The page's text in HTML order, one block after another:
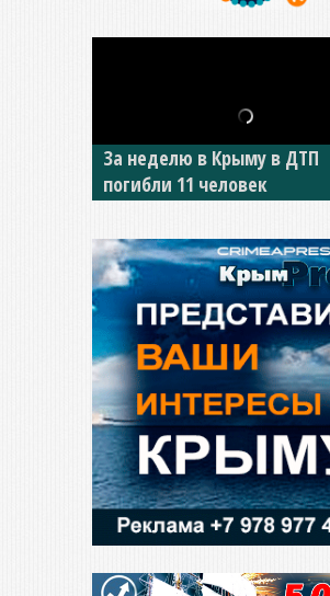
В Джанкое водитель ВАЗа
сбил двух детей на «зебре»